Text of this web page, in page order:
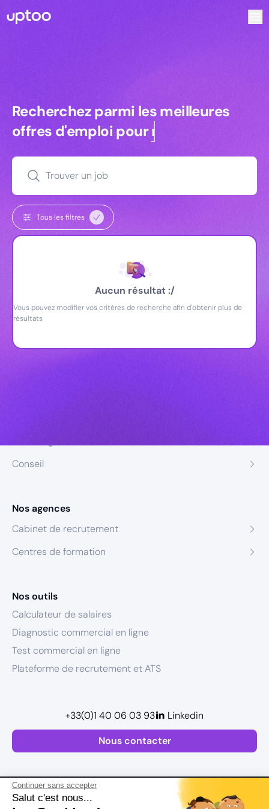
Continuer sans accepter
Salut c'est nous...
Recherchez parmi les meilleures
Recherchez parmi les meilleures
offres d'emploi pourcommerciaux
Trouver un job
Tous les filtres
Aucun résultat :/
Vous pouvez modifier vos critères de recherche afin d'obtenir plus de
résultats
Conseil
Nos agences
Cabinet de recrutement
Centres de formation
Nos outils
Calculateur de salaires
Diagnostic commercial en ligne
Test commercial en ligne
Plateforme de recrutement et ATS
Nous contacter
+33(0)1 40 06 03 93 Linkedin